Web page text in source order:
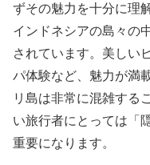
ずその魅力を十分に理
インドネシアの島々の
されています。美しい
パ体験など、魅力が満
リ島は非常に混雑する
い旅行者にとっては「
重要になります。